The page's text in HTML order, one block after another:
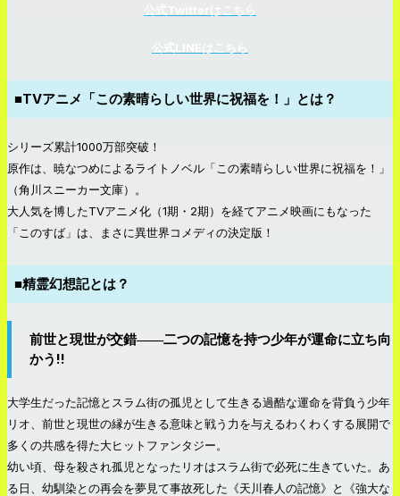
■TVアニメ「この素晴らしい世界に祝福を！」とは？
シリーズ累計1000万部突破！
原作は、暁なつめによるライトノベル「この素晴らしい世界に祝福を！」
（角川スニーカー文庫）。
大人気を博したTVアニメ化（1期・2期）を経てアニメ映画にもなった
「このすば」は、まさに異世界コメディの決定版！
■精霊幻想記とは？
前世と現世が交錯――二つの記憶を持つ少年が運命に立ち向
かう!!
大学生だった記憶とスラム街の孤児として生きる過酷な運命を背負う少年
リオ、前世と現世の縁が生きる意味と戦う力を与えるわくわくする展開で
多くの共感を得た大ヒットファンタジー。
幼い頃、母を殺され孤児となったリオはスラム街で必死に生きていた。あ
る日、幼馴染との再会を夢見て事故死した《天川春人の記憶》と《強大な